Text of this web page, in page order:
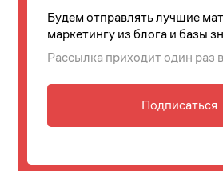
Будем отправлять лучшие
маркетингу из блога и базы
Рассылка приходит один раз
Подписаться